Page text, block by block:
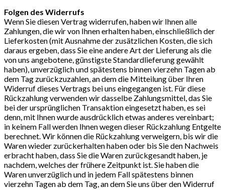
Folgen des Widerrufs
Wenn Sie diesen Vertrag widerrufen, haben wir Ihnen alle
Zahlungen, die wir von Ihnen erhalten haben, einschließlich der
Lieferkosten (mit Ausnahme der zusätzlichen Kosten, die sich
daraus ergeben, dass Sie eine andere Art der Lieferung als die
von uns angebotene, günstigste Standardlieferung gewählt
haben), unverzüglich und spätestens binnen vierzehn Tagen ab
dem Tag zurückzuzahlen, an dem die Mitteilung über Ihren
Widerruf dieses Vertrags bei uns eingegangen ist. Für diese
Rückzahlung verwenden wir dasselbe Zahlungsmittel, das Sie
bei der ursprünglichen Transaktion eingesetzt haben, es sei
denn, mit Ihnen wurde ausdrücklich etwas anderes vereinbart;
in keinem Fall werden Ihnen wegen dieser Rückzahlung Entgelte
berechnet. Wir können die Rückzahlung verweigern, bis wir die
Waren wieder zurückerhalten haben oder bis Sie den Nachweis
erbracht haben, dass Sie die Waren zurückgesandt haben, je
nachdem, welches der frühere Zeitpunkt ist. Sie haben die
Waren unverzüglich und in jedem Fall spätestens binnen
vierzehn Tagen ab dem Tag, an dem Sie uns über den Widerruf